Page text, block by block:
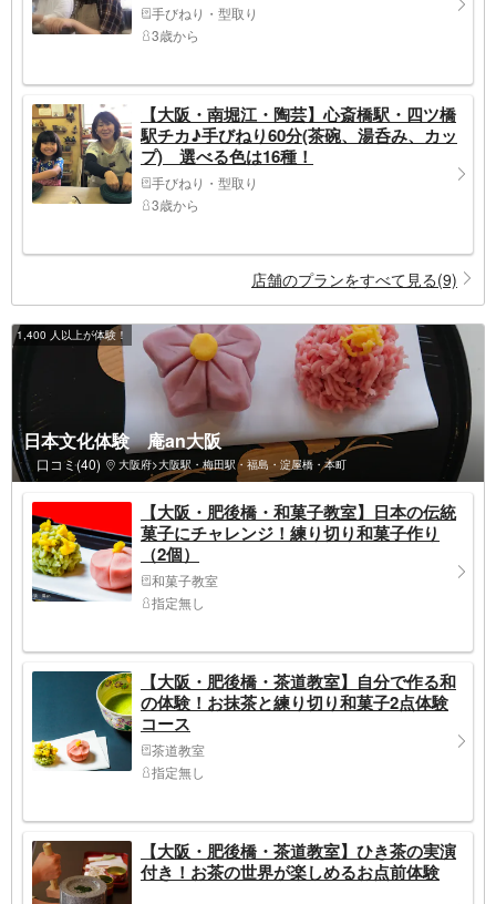
手びねり・型取り
3歳から
【大阪・南堀江・陶芸】心斎橋駅・四ツ橋
駅チカ♪手びねり60分(茶碗、湯呑み、カッ
プ) 選べる色は16種！
手びねり・型取り
3歳から
店舗のプランをすべて見る(9)
1,400 人以上が体験！
日本文化体験 庵an大阪
口コミ(40) 大阪府>大阪駅・梅田駅・福島・淀屋橋・本町
【大阪・肥後橋・和菓子教室】日本の伝統
菓子にチャレンジ！練り切り和菓子作り
（2個）
和菓子教室
指定無し
【大阪・肥後橋・茶道教室】自分で作る和
の体験！お抹茶と練り切り和菓子2点体験
コース
茶道教室
指定無し
【大阪・肥後橋・茶道教室】ひき茶の実演
付き！お茶の世界が楽しめるお点前体験